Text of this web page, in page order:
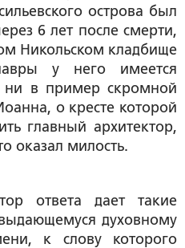
острова был
6 лет после смерти,
Никольском кладбище
у него имеется
ни в пример скромной
о кресте которой
главный архитектор,
оказал милость.
ответа дает такие
духовному
к слову которого